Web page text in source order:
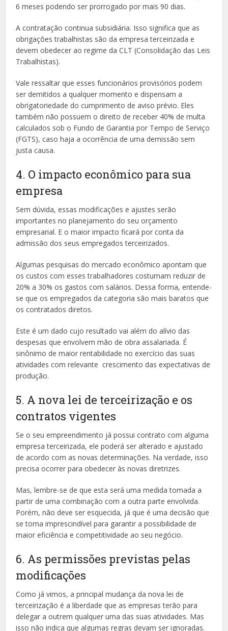
6 meses podendo ser prorrogado por mais 90 dias.
A contratação continua subsidiária. Isso significa que as
obrigações trabalhistas são da empresa terceirizada e
devem obedecer ao regime da CLT (Consolidação das Leis
Trabalhistas).
Vale ressaltar que esses funcionários provisórios podem
ser demitidos a qualquer momento e dispensam a
obrigatoriedade do cumprimento de aviso prévio. Eles
também não possuem o direito de receber 40% de multa
calculados sob o Fundo de Garantia por Tempo de Serviço
(FGTS), caso haja a ocorrência de uma demissão sem
justa causa.
4. O impacto econômico para sua
empresa
Sem dúvida, essas modificações e ajustes serão
importantes no planejamento do seu orçamento
empresarial. E o maior impacto ficará por conta da
admissão dos seus empregados terceirizados.
Algumas pesquisas do mercado econômico apontam que
os custos com esses trabalhadores costumam reduzir de
20% a 30% os gastos com salários. Dessa forma, entende-
se que os empregados da categoria são mais baratos que
os contratados diretos.
Este é um dado cujo resultado vai além do alívio das
despesas que envolvem mão de obra assalariada. É
sinônimo de maior rentabilidade no exercício das suas
atividades com relevante crescimento das expectativas de
produção.
5. A nova lei de terceirização e os
contratos vigentes
Se o seu empreendimento já possui contrato com alguma
empresa terceirizada, ele poderá ser alterado e ajustado
de acordo com as novas determinações. Na verdade, isso
precisa ocorrer para obedecer às novas diretrizes.
Mas, lembre-se de que esta será uma medida tomada a
partir de uma combinação com a outra parte envolvida.
Porém, não deve ser esquecida, já que é uma decisão que
se torna imprescindível para garantir a possibilidade de
maior eficiência e competitividade ao seu negócio.
6. As permissões previstas pelas
modificações
Como já vimos, a principal mudança da nova lei de
terceirização é a liberdade que as empresas terão para
delegar a outrem qualquer uma das suas atividades. Mas
isso não indica que algumas regras devam ser ignoradas.